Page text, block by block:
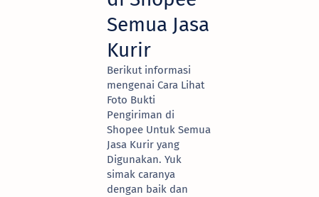
Semua Jasa
Kurir
Berikut informasi
mengenai Cara Lihat
Foto Bukti
Pengiriman di
Shopee Untuk Semua
Jasa Kurir yang
Digunakan. Yuk
simak caranya
dengan baik dan